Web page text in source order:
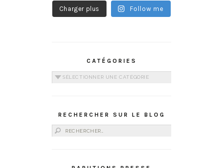
Charger plus Follow me
CATÉGORIES
Catégories
RECHERCHER SUR LE BLOG
Rechercher :